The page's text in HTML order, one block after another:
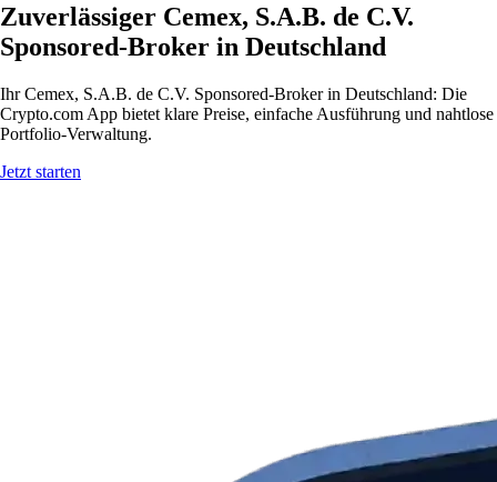
Zuverlässiger Cemex, S.A.B. de C.V.
Sponsored-Broker in Deutschland
Ihr Cemex, S.A.B. de C.V. Sponsored-Broker in Deutschland: Die
Crypto.com App bietet klare Preise, einfache Ausführung und nahtlose
Portfolio-Verwaltung.
Jetzt starten